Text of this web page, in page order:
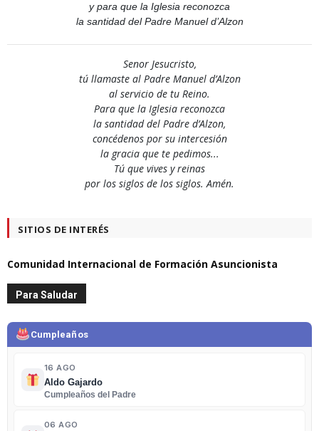
y para que la Iglesia reconozca
la santidad del Padre Manuel d’Alzon
Senor Jesucristo,
tú llamaste al Padre Manuel d’Alzon
al servicio de tu Reino.
Para que la Iglesia reconozca
la santidad del Padre d’Alzon,
concédenos por su intercesión
la gracia que te pedimos...
Tú que vives y reinas
por los siglos de los siglos. Amén.
SITIOS DE INTERÉS
Comunidad Internacional de Formación Asuncionista
Para Saludar
Cumpleaños
16 AGO
Aldo Gajardo
Cumpleaños del Padre
06 AGO